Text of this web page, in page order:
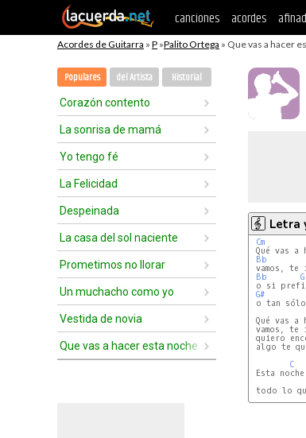
canciones acordes
Acordes de Guitarra » P »Palito Ortega » Que vas a hacer
Populares del Artista Historial
Corazón contento
La sonrisa de mamá
Yo tengo fé
La Felicidad
Despeinada
La casa del sol naciente
Prometimos no llorar
Un muchacho como yo
Vestida de novia
Que vas a hacer esta noche
Letra
Cm
Qué vas a
Bb
vamos,
Bb
G
o si
G#
o tan sólo
Qué vas a
vamos,
quiero
algo te
C
Esta
todo lo